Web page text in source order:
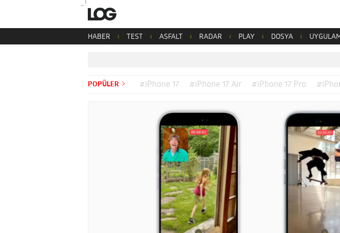
HABER TEST ASFALT RADAR PLAY DOSYA
POPÜLER #iPhone 17 #iPhone 17 Air #iPhone 17 Pro